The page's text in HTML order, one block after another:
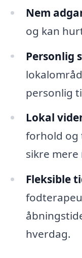
Nem
og kan
Personlig
personlig
Lokal
forhold og
sikre
Fleksible
hverdag.